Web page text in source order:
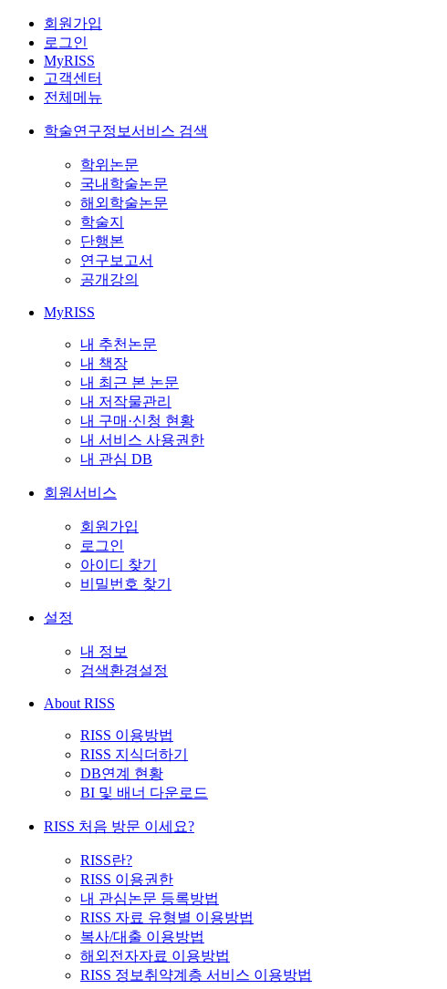
회원가입
로그인
MyRISS
고객센터
전체메뉴
학술연구정보서비스 검색
학위논문
국내학술논문
해외학술논문
학술지
단행본
연구보고서
공개강의
MyRISS
내 추천논문
내 책장
내 최근 본 논문
내 저작물관리
내 구매·신청 현황
내 서비스 사용권한
내 관심 DB
회원서비스
회원가입
로그인
아이디 찾기
비밀번호 찾기
설정
내 정보
검색환경설정
About RISS
RISS 이용방법
RISS 지식더하기
DB연계 현황
BI 및 배너 다운로드
RISS 처음 방문 이세요?
RISS란?
RISS 이용권한
내 관심논문 등록방법
RISS 자료 유형별 이용방법
복사/대출 이용방법
해외전자자료 이용방법
RISS 정보취약계층 서비스 이용방법